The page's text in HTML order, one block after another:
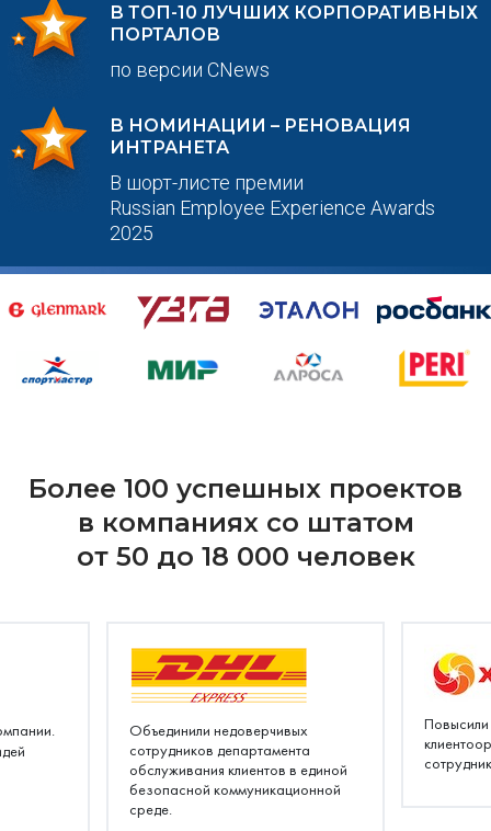
В ТОП-10 ЛУЧШИХ КОРПОРАТИВНЫХ
ПОРТАЛОВ
по версии CNews
В НОМИНАЦИИ – РЕНОВАЦИЯ
ИНТРАНЕТА
В шорт-листе премии
Russian Employee Experience Awards
2025
Более 100 успешных проектов
в компаниях со штатом
от 50 до 18 000 человек
Объединили недоверчивых
сотрудников департамента
обслуживания клиентов в единой
безопасной коммуникационной
среде.